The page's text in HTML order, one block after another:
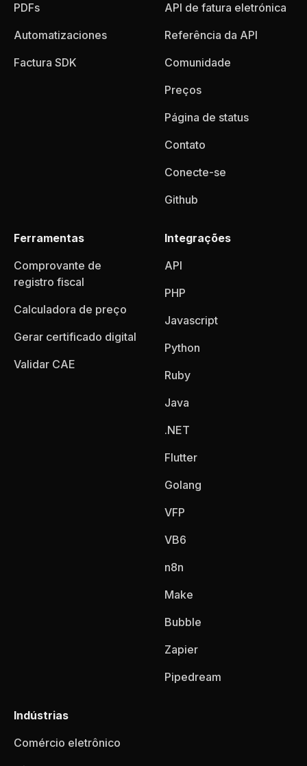
PDFs
Automatizaciones
Factura SDK
API de fatura eletrónica
Referência da API
Comunidade
Preços
Página de status
Contato
Conecte-se
Github
Ferramentas
Comprovante de
registro fiscal
Calculadora de preço
Gerar certificado digital
Validar CAE
Integrações
API
PHP
Javascript
Python
Ruby
Java
.NET
Flutter
Golang
VFP
VB6
n8n
Make
Bubble
Zapier
Pipedream
Indústrias
Comércio eletrônico